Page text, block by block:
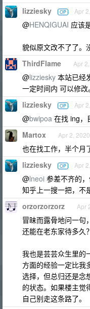
lizziesky OP Apr
@HENQIGUAI 应该
貌似原文改不了了。
ThirdFlame Apr
@lizziesky 本站已经
一定时间内 可以修改
lizziesky OP Apr
@bwipoa 在找 ing，
Martox Apr 2, 2020
也在找工作，半个月
lizziesky OP Apr
@lneoi 参差不齐的
知乎上一搜一把，不
orzorzorzorz Apr
冒昧而露骨地问一句
还能在老东家待多久？
我也是芸芸众生里的
方面的经验一定比我
选择，但总归还是念
的状态。如果楼主觉
自己别走这条路了。